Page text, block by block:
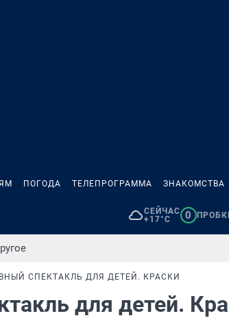
ПОГОДА ТЕЛЕПРОГРАММА ЗНАКОМСТВА
СЕЙЧАС
+17°C
0
СПЕКТАКЛЬ ДЛЯ ДЕТЕЙ. КРАСКИ
для детей.